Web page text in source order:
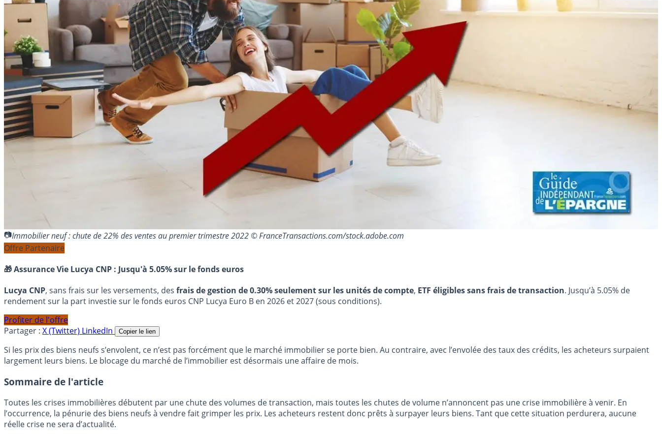
Immobilier neuf : chute de 22% des ventes au premier trimestre 2022 © FranceTransactions.com/stock.adobe.com
Offre Partenaire
🎁 Assurance Vie Lucya CNP : Jusqu'à 5.05% sur le fonds euros
Lucya CNP, sans frais sur les versements, des frais de gestion de 0.30% seulement sur les unités de compte, ETF éligibles sans frais de transaction. Jusqu’à 5.05% de
rendement sur la part investie sur le fonds euros CNP Lucya Euro B en 2026 et 2027 (sous conditions).
Profiter de l'offre
Partager : X (Twitter) LinkedIn Copier le lien
Si les prix des biens neufs s’envolent, ce n’est pas forcément que le marché immobilier se porte bien. Au contraire, avec l’envolée des taux des crédits, les acheteurs surpaient
largement leurs biens. Le blocage du marché de l’immobilier est désormais une affaire de mois.
Sommaire de l'article
Toutes les crises immobilières débutent par une chute des volumes de transaction, mais toutes les chutes de volume n’annoncent pas une crise immobilière à venir. En
l’occurrence, la pénurie des biens neufs à vendre fait grimper les prix. Les acheteurs restent donc prêts à surpayer leurs biens. Tant que cette situation perdurera, aucune
réelle crise ne sera d’actualité.